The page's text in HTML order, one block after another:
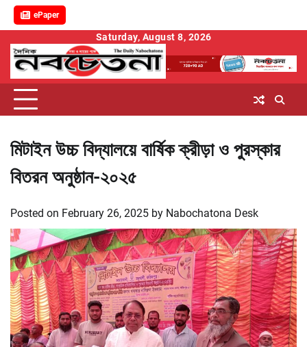
ePaper
content
Saturday, August 8, 2026
মিটাইন উচ্চ বিদ্যালয়ে বার্ষিক ক্রীড়া ও পুরস্কার
বিতরন অনুষ্ঠান-২০২৫
Posted on February 26, 2025 by Nabochatona Desk